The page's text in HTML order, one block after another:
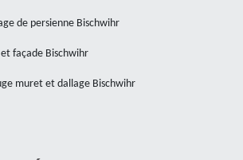
de persienne Bischwihr
façade Bischwihr
muret et dallage Bischwihr